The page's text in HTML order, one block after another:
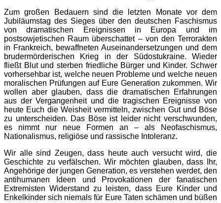
Zum großen Bedauern sind die letzten Monate vor dem
Jubiläumstag des Sieges über den deutschen Faschismus
von dramatischen Ereignissen in Europa und im
postsowjetischen Raum überschattet – von den Terrorakten
in Frankreich, bewaffneten Auseinandersetzungen und dem
brudermörderischen Krieg in der Südostukraine. Wieder
fließt Blut und sterben friedliche Bürger und Kinder. Schwer
vorhersehbar ist, welche neuen Probleme und welche neuen
moralischen Prüfungen auf Eure Generation zukommen. Wir
wollen aber glauben, dass die dramatischen Erfahrungen
aus der Vergangenheit und die tragischen Ereignisse von
heute Euch die Weisheit vermitteln, zwischen Gut und Böse
zu unterscheiden. Das Böse ist leider nicht verschwunden,
es nimmt nur neue Formen an – als Neofaschismus,
Nationalismus, religiöse und rassische Intoleranz.
Wir alle sind Zeugen, dass heute auch versucht wird, die
Geschichte zu verfälschen. Wir möchten glauben, dass Ihr,
Angehörige der jungen Generation, es verstehen werdet, den
antihumanen Ideen und Provokationen der fanatischen
Extremisten Widerstand zu leisten, dass Eure Kinder und
Enkelkinder sich niemals für Eure Taten schämen und büßen